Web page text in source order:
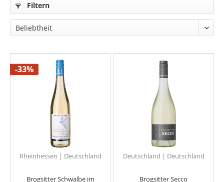
Filtern
-33%
Rheinhessen | Deutschland
Brogsitter Schwalbe im
Deutschland | Deutschland
Brogsitter Secco